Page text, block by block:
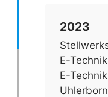
2023
E-
E-
Uhlerborn